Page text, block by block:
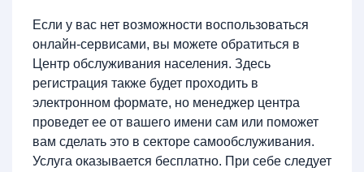
Если у вас нет возможности воспользоваться
онлайн-сервисами, вы можете обратиться в
Центр обслуживания населения. Здесь
регистрация также будет проходить в
электронном формате, но менеджер центра
проведет ее от вашего имени сам или поможет
вам сделать это в секторе самообслуживания.
Услуга оказывается бесплатно. При себе следует